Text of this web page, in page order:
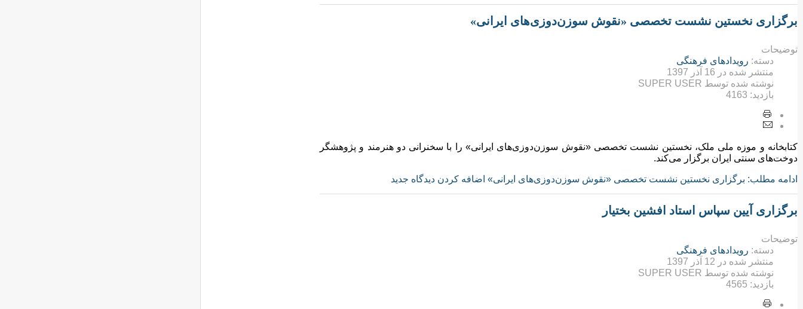
برگزاری نخستین نشست تخصصی «نقوش سوزن‌دوزی‌های ایرانی»
توضیحات
دسته: رویدادهای فرهنگی
منتشر شده در 16 آذر 1397
نوشته شده توسط SUPER USER
بازدید: 4163
کتابخانه و موزه ملی ملک، نخستین نشست تخصصی «نقوش سوزن‌دوزی‌های ایرانی» را با سخنرانی دو هنرمند و پژوهشگر
دوخت‌های سنتی ایران برگزار می‌کند.
ادامه مطلب: برگزاری نخستین نشست تخصصی «نقوش سوزن‌دوزی‌های ایرانی» اضافه کردن دیدگاه جدید
برگزاری آیین سپاس استاد افشین بختیار
توضیحات
دسته: رویدادهای فرهنگی
منتشر شده در 12 آذر 1397
نوشته شده توسط SUPER USER
بازدید: 4565